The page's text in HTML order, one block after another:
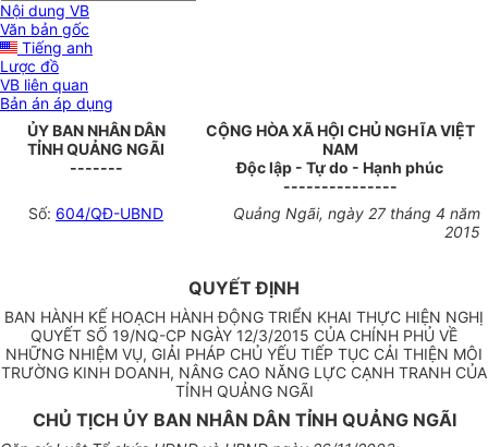
Nội dung VB
Văn bản gốc
Tiếng anh
Lược đồ
VB liên quan
Bản án áp dụng
ỦY BAN NHÂN DÂN
TỈNH QUẢNG NGÃI
-------
CỘNG HÒA XÃ HỘI CHỦ NGHĨA VIỆT
NAM
Độc lập - Tự do - Hạnh phúc
---------------
Số: 604/QĐ-UBND
Quảng Ngãi, ngày 27 tháng 4 năm
2015
QUYẾT ĐỊNH
BAN HÀNH KẾ HOẠCH HÀNH ĐỘNG TRIỂN KHAI THỰC HIỆN NGHỊ
QUYẾT SỐ 19/NQ-CP NGÀY 12/3/2015 CỦA CHÍNH PHỦ VỀ
NHỮNG NHIỆM VỤ, GIẢI PHÁP CHỦ YẾU TIẾP TỤC CẢI THIỆN MÔI
TRƯỜNG KINH DOANH, NÂNG CAO NĂNG LỰC CẠNH TRANH CỦA
TỈNH QUẢNG NGÃI
CHỦ TỊCH ỦY BAN NHÂN DÂN TỈNH QUẢNG NGÃI